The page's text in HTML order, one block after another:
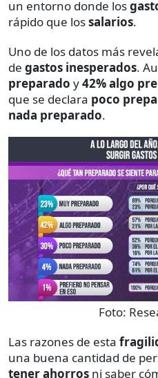
un entorno donde los
rápido que lossalarios.
Uno de los datos más
de gastos inesperados.
preparado y42%algo
que se declara poco
nada preparado.
Foto:
Las razones de esta
una buena cantidad de
tener ahorros ni saber